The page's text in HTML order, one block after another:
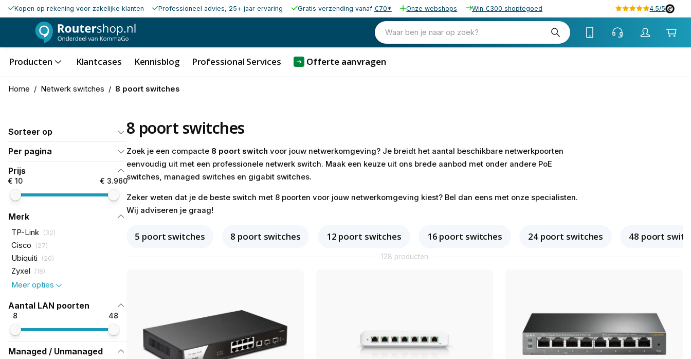
Kopen op rekening voor zakelijke klanten Professioneel advies, 25+ jaar ervaring Gratis verzending vanaf €70* Onze webshops Win €300 shoptegoed 4.5/5
Waar ben je naar op zoek?
Producten Klantcases Kennisblog Professional Services ➜ Offerte aanvragen
Home / Netwerk switches / 8 poort switches
Sorteer op
Per pagina
Prijs
€ 10 € 3.960
Merk
TP-Link (32)
Cisco (27)
Ubiquiti (20)
Zyxel (18)
Meer opties
Aantal LAN poorten
8 48
Managed / Unmanaged
8 poort switches
Zoek je een compacte 8 poort switch voor jouw netwerkomgeving? Je breidt het aantal beschikbare netwerkpoorten
eenvoudig uit met een professionele netwerk switch. Maak een keuze uit ons brede aanbod met onder andere PoE
switches, managed switches en gigabit switches.
Zeker weten dat je de beste switch met 8 poorten voor jouw netwerkomgeving kiest? Bel dan eens met onze specialisten.
Wij adviseren je graag!
5 poort switches 8 poort switches 12 poort switches 16 poort switches 24 poort switches 48 poort
128 producten